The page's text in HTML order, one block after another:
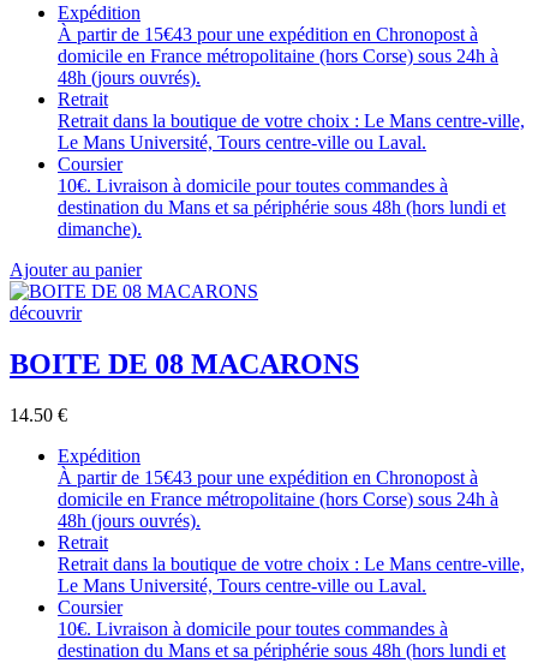
Expédition
À partir de 15€43 pour une expédition en Chronopost à
domicile en France métropolitaine (hors Corse) sous 24h à
48h (jours ouvrés).
Retrait
Retrait dans la boutique de votre choix : Le Mans centre-ville,
Le Mans Université, Tours centre-ville ou Laval.
Coursier
10€. Livraison à domicile pour toutes commandes à
destination du Mans et sa périphérie sous 48h (hors lundi et
dimanche).
Ajouter au panier
découvrir
BOITE DE 08 MACARONS
14.50 €
Expédition
À partir de 15€43 pour une expédition en Chronopost à
domicile en France métropolitaine (hors Corse) sous 24h à
48h (jours ouvrés).
Retrait
Retrait dans la boutique de votre choix : Le Mans centre-ville,
Le Mans Université, Tours centre-ville ou Laval.
Coursier
10€. Livraison à domicile pour toutes commandes à
destination du Mans et sa périphérie sous 48h (hors lundi et